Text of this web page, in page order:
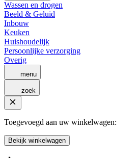
Wassen en drogen
Beeld & Geluid
Inbouw
Keuken
Huishoudelijk
Persoonlijke verzorging
Overig
menu
zoek
Toegevoegd aan uw winkelwagen:
Bekijk winkelwagen